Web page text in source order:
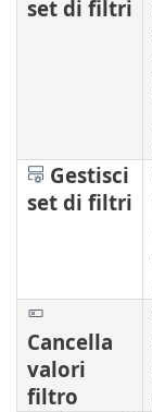
set di filtri
Gestisci
set di filtri
Cancella
valori
filtro